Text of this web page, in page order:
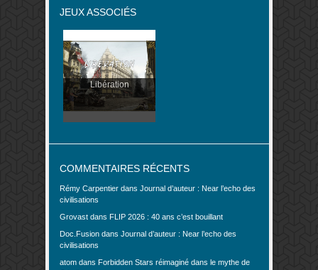
JEUX ASSOCIÉS
Libération
COMMENTAIRES RÉCENTS
Rémy Carpentier dans Journal d’auteur : Near l’echo des
civilisations
Grovast dans FLIP 2026 : 40 ans c’est bouillant
Doc.Fusion dans Journal d’auteur : Near l’echo des
civilisations
atom dans Forbidden Stars réimaginé dans le mythe de